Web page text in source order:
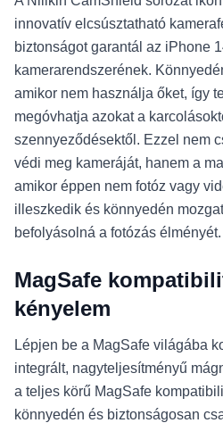
innovatív elcsúsztatható
biztonságot garantál az iPhone
kamerarendszerének.
amikor nem használja őket, így
megóvhatja azokat a
szennyeződésektől. Ezzel nem
védi meg kameráját, hanem a
amikor éppen nem fotóz vagy
illeszkedik és könnyedén
befolyásolná a fotózás élményét.
MagSafe
kényelem
Lépjen be a MagSafe világába
integrált, nagyteljesítményű
a teljes körű MagSafe
könnyedén és biztonságosan